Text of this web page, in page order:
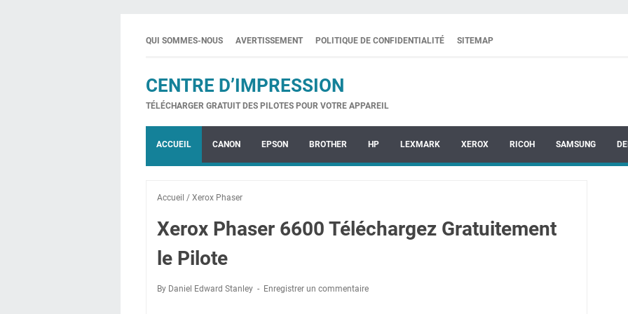
QUI SOMMES-NOUS AVERTISSEMENT POLITIQUE DE CONFIDENTIALITÉ SITEMAP
CENTRE D’IMPRESSION
TÉLÉCHARGER GRATUIT DES PILOTES POUR VOTRE APPAREIL
ACCUEIL CANON EPSON BROTHER HP LEXMARK XEROX RICOH SAMSUNG
Accueil / Xerox Phaser
Xerox Phaser 6600 Téléchargez Gratuitement
le Pilote
By Daniel Edward Stanley Enregistrer un commentaire